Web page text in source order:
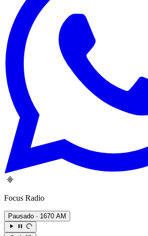
Focus Radio
Pausado · 1670 AM